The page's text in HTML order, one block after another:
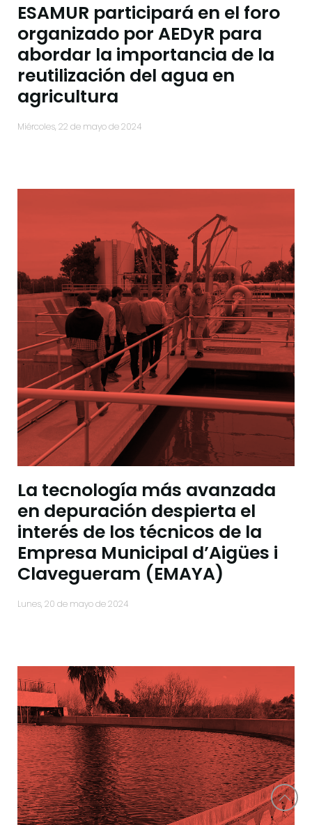
ESAMUR participará en el foro
organizado por AEDyR para
abordar la importancia de la
reutilización del agua en
agricultura
miércoles, 22 de mayo de 2024
La tecnología más avanzada
en depuración despierta el
interés de los técnicos de la
Empresa Municipal d’Aigües i
Clavegueram (EMAYA)
lunes, 20 de mayo de 2024